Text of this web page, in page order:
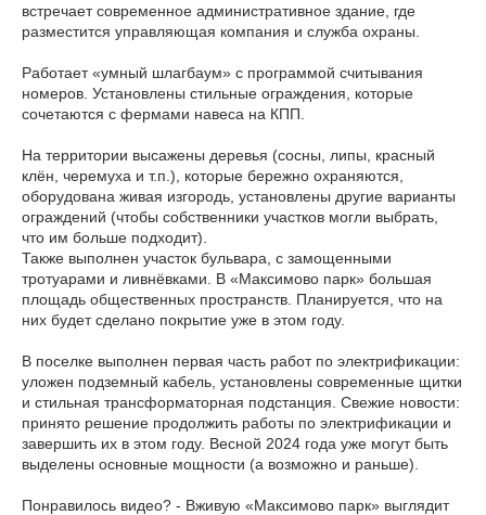
встречает современное административное здание, где
разместится управляющая компания и служба охраны.
Работает «умный шлагбаум» с программой считывания
номеров. Установлены стильные ограждения, которые
сочетаются с фермами навеса на КПП.
На территории высажены деревья (сосны, липы, красный
клён, черемуха и т.п.), которые бережно охраняются,
оборудована живая изгородь, установлены другие варианты
ограждений (чтобы собственники участков могли выбрать,
что им больше подходит).
Также выполнен участок бульвара, с замощенными
тротуарами и ливнёвками. В «Максимово парк» большая
площадь общественных пространств. Планируется, что на
них будет сделано покрытие уже в этом году.
В поселке выполнен первая часть работ по электрификации:
уложен подземный кабель, установлены современные щитки
и стильная трансформаторная подстанция. Свежие новости:
принято решение продолжить работы по электрификации и
завершить их в этом году. Весной 2024 года уже могут быть
выделены основные мощности (а возможно и раньше).
Понравилось видео? - Вживую «Максимово парк» выглядит